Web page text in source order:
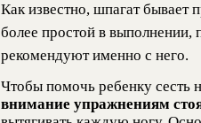
Как известно, шпагат
более простой в выполнении,
рекомендуют именно с него.
Чтобы помочь ребенку сесть
внимание упражнениям